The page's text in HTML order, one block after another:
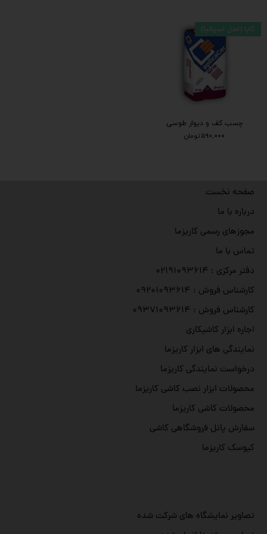
چسب کف و دیوار طوسی
۵۹۰,۰۰۰ تومان
کاپا (اصل اسپانیا)
تصاویر نمایشگاه های شرکت شده
صفحه نخست
درباره با ما
مجوزهای رسمی کاریزما
تماس با ما
دفتر مرکزی : ۰۲۱۹۱۰۹۳۶۱۴
کارشناس فروش : ۰۹۲۰۱۰۹۳۶۱۴
کارشناس فروش : ۰۹۳۷۱۰۹۳۶۱۴
اجاره ابزار کاشیکاری
نمایندگی های ابزار کاریزما
درخواست نمایندگی کاریزما
محصولات ابزار نصب کاشی کاریزما
محصولات کاشی کاریزما
سفارش پانل فروشگاهی کاشی
کیوسک کاریزما